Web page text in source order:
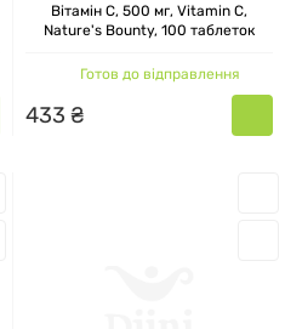
Вітамін C, 500 мг, Vitamin C,
Nature's Bounty, 100 таблеток
Готов до відправлення
433 ₴